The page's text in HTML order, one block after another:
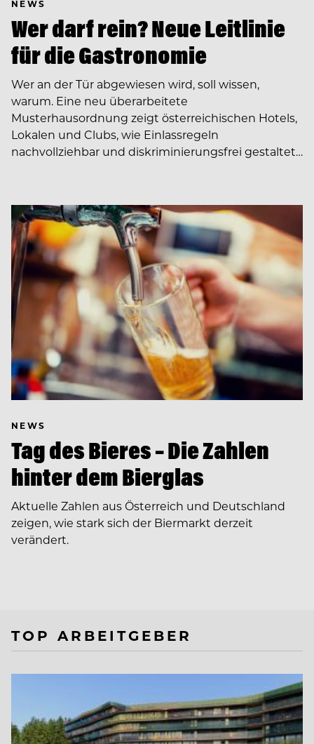
NEWS
Wer darf rein? Neue Leitlinie
für die Gastronomie
Wer an der Tür abgewiesen wird, soll wissen,
warum. Eine neu überarbeitete
Musterhausordnung zeigt österreichischen Hotels,
Lokalen und Clubs, wie Einlassregeln
nachvollziehbar und diskriminierungsfrei gestaltet…
NEWS
Tag des Bieres – Die Zahlen
hinter dem Bierglas
Aktuelle Zahlen aus Österreich und Deutschland
zeigen, wie stark sich der Biermarkt derzeit
verändert.
TOP ARBEITGEBER